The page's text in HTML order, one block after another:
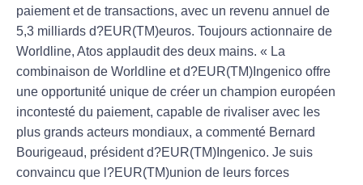
paiement et de transactions, avec un revenu annuel de
5,3 milliards d?EUR(TM)euros. Toujours actionnaire de
Worldline, Atos applaudit des deux mains. « La
combinaison de Worldline et d?EUR(TM)Ingenico offre
une opportunité unique de créer un champion européen
incontesté du paiement, capable de rivaliser avec les
plus grands acteurs mondiaux, a commenté Bernard
Bourigeaud, président d?EUR(TM)Ingenico. Je suis
convaincu que l?EUR(TM)union de leurs forces